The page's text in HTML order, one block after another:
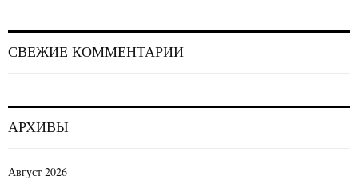
СВЕЖИЕ КОММЕНТАРИИ
АРХИВЫ
Август 2026